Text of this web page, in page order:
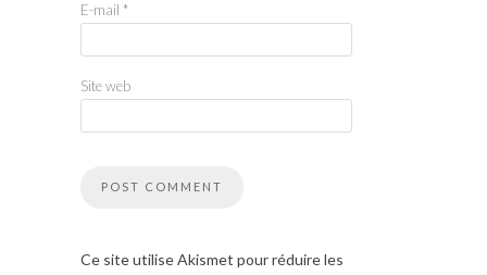
E-mail *
Site web
Ce site utilise Akismet pour réduire les